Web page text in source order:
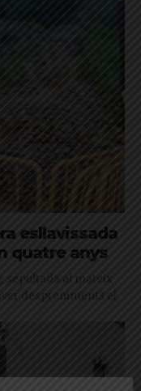
esllavissada
quatre anys
sepultada al mateix
despreniments el